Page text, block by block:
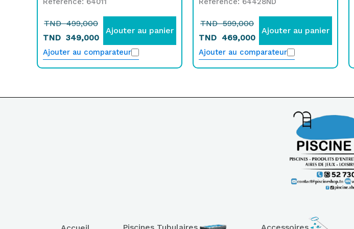
TND499,000
TND 349,000
Ajouter au panier
Ajouter au comparateur
TND599,000
TND 469,000
Ajouter au panier
Ajouter au comparateur